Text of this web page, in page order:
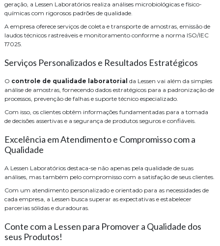
geração, a Lessen Laboratórios realiza análises microbiológicas e físico-
químicas com rigorosos padrões de qualidade.
A empresa oferece serviços de coleta e transporte de amostras, emissão de
laudos técnicos rastreáveis e monitoramento conforme a norma ISO/IEC
17025.
Serviços Personalizados e Resultados Estratégicos
O controle de qualidade laboratorial da Lessen vai além da simples
análise de amostras, fornecendo dados estratégicos para a padronização de
processos, prevenção de falhas e suporte técnico especializado.
Com isso, os clientes obtêm informações fundamentadas para a tomada
de decisões assertivas e a segurança de produtos seguros e confiáveis.
Excelência em Atendimento e Compromisso com a
Qualidade
A Lessen Laboratórios destaca-se não apenas pela qualidade de suas
análises, mas também pelo compromisso com a satisfação de seus clientes.
Com um atendimento personalizado e orientado para as necessidades de
cada empresa, a Lessen busca superar as expectativas e estabelecer
parcerias sólidas e duradouras.
Conte com a Lessen para Promover a Qualidade dos
seus Produtos!